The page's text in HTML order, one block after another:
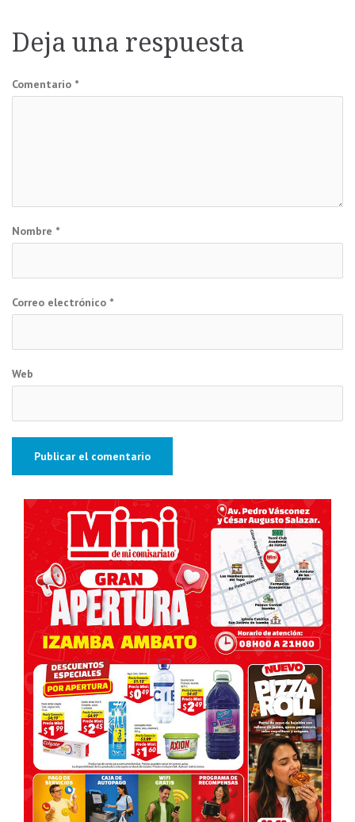
entradas
Deja una respuesta
Comentario *
Nombre *
Correo electrónico *
Web